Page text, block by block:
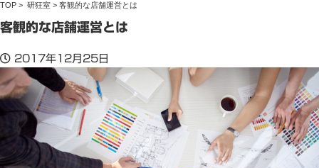
キ
ッ
TOP > 研狂室 > 客観的な店舗運営とは
客観的な店舗運営とは
2017年12月25日